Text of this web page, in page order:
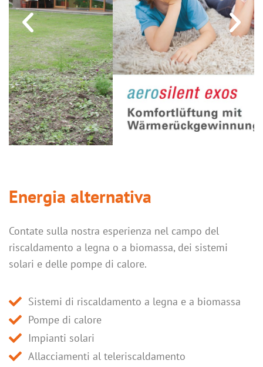
Energia alternativa
Contate sulla nostra esperienza nel campo del
riscaldamento a legna o a biomassa, dei sistemi
solari e delle pompe di calore.
Sistemi di riscaldamento a legna e a biomassa
Pompe di calore
Impianti solari
Allacciamenti al teleriscaldamento